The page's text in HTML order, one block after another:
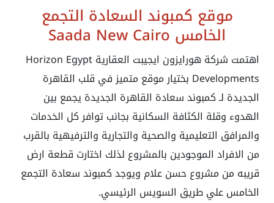
موقع كمبوند السعادة التجمع
الخامس Saada New Cairo
اهتمت شركة هورايزون ايجيبت العقارية Horizon Egypt
Developments بختيار موقع متميز في قلب القاهرة
الجديدة لـ كمبوند سعادة القاهرة الجديدة يجمع بين
الهدوء وقلة الكثافة السكانية بجانب توافر كل الخدمات
والمرافق التعليمية والصحية والتجارية والترفيهية بالقرب
من الافراد الموجودين بالمشروع لذلك اختارت قطعة ارض
قريبه من مشروع حسن علام ويوجد كمبوند سعادة التجمع
الخامس علي طريق السويس الرئيسي.